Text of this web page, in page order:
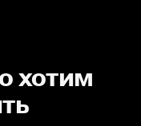
хотим